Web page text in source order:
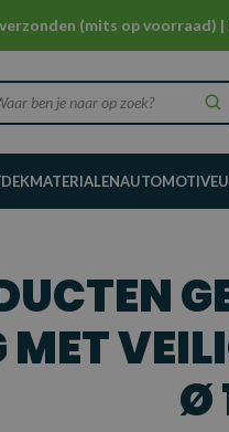
(mits op voorraad)
AUTOMOTIVE
MET
Ø